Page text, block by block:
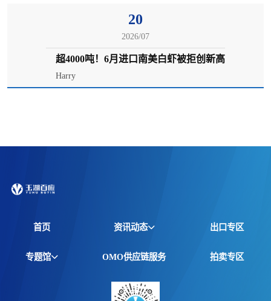
20
2026/07
超4000吨！6月进口南美白虾被拒创新高
Harry
首页 资讯动态
全球资讯
价格行情
出口专区
专题馆 OMO供应链服务 拍卖专区